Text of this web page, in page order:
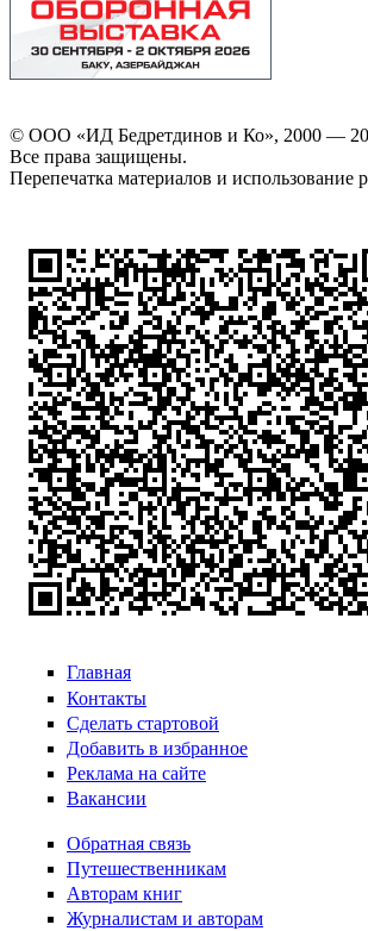
© ООО «ИД Бедретдинов и Ко», 2000 —
Все права защищены.
Перепечатка материалов и
Главная
Контакты
Сделать стартовой
Добавить в избранное
Реклама на сайте
Вакансии
Обратная связь
Путешественникам
Авторам книг
Журналистам и авторам